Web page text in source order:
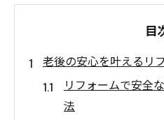
目
老後の安心を叶えるリ
リフォームで安全
法